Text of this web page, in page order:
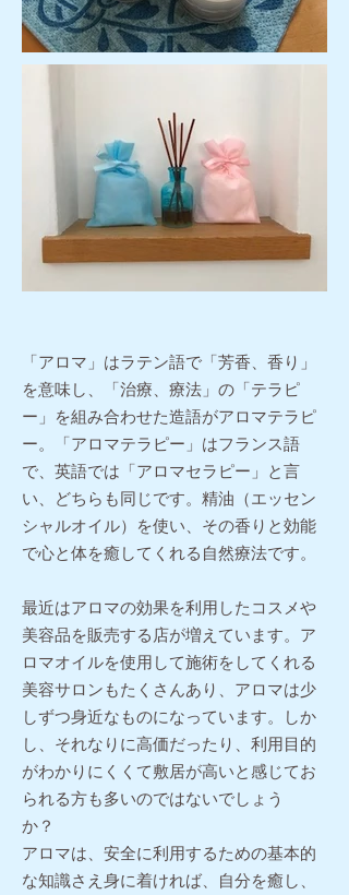
「アロマ」はラテン語で「芳香、香り」
を意味し、「治療、療法」の「テラピ
ー」を組み合わせた造語がアロマテラピ
ー。「アロマテラピー」はフランス語
で、英語では「アロマセラピー」と言
い、どちらも同じです。精油（エッセン
シャルオイル）を使い、その香りと効能
で心と体を癒してくれる自然療法です。
最近はアロマの効果を利用したコスメや
美容品を販売する店が増えています。ア
ロマオイルを使用して施術をしてくれる
美容サロンもたくさんあり、アロマは少
しずつ身近なものになっています。しか
し、それなりに高価だったり、利用目的
がわかりにくくて敷居が高いと感じてお
られる方も多いのではないでしょう
か？
アロマは、安全に利用するための基本的
な知識さえ身に着ければ、自分を癒し、